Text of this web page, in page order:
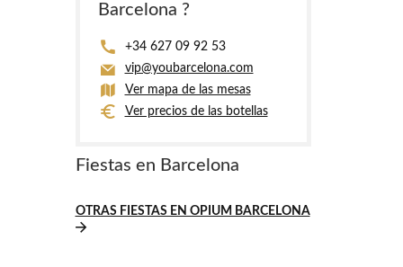
Barcelona ?
+34 627 09 92 53
vip@youbarcelona.com
Ver mapa de las mesas
Ver precios de las botellas
Fiestas en Barcelona
OTRAS FIESTAS EN OPIUM BARCELONA